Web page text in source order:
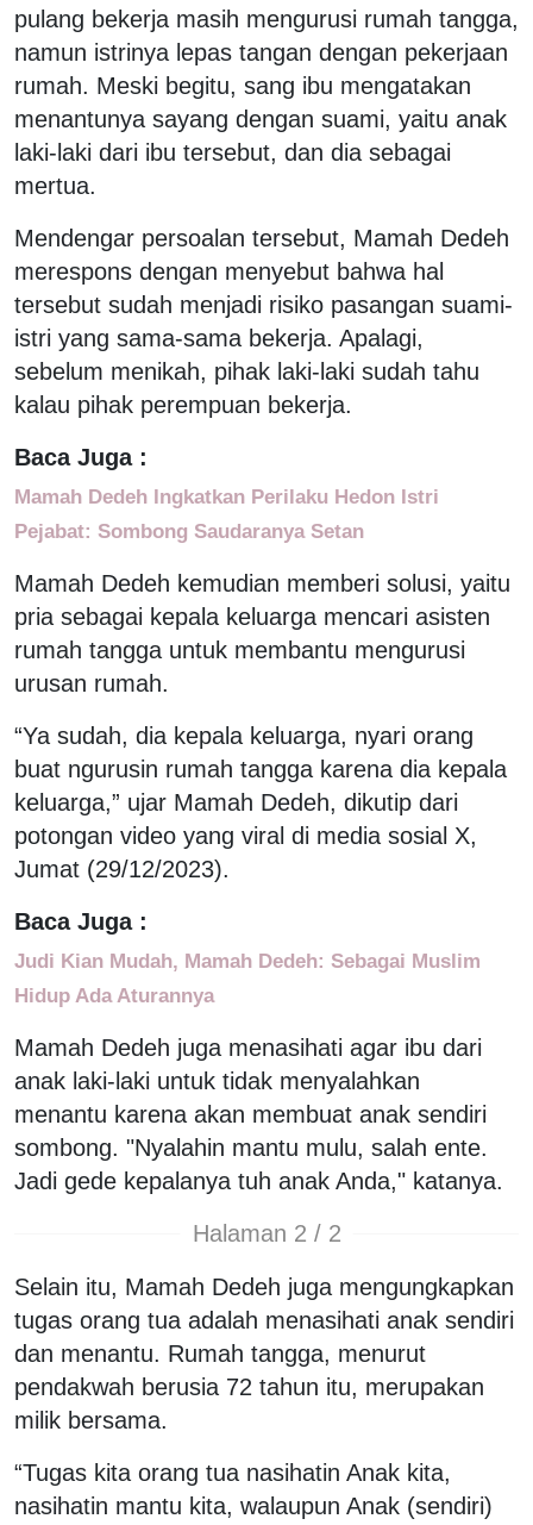
pulang bekerja masih mengurusi rumah tangga,
namun istrinya lepas tangan dengan pekerjaan
rumah. Meski begitu, sang ibu mengatakan
menantunya sayang dengan suami, yaitu anak
laki-laki dari ibu tersebut, dan dia sebagai
mertua.
Mendengar persoalan tersebut, Mamah Dedeh
merespons dengan menyebut bahwa hal
tersebut sudah menjadi risiko pasangan suami-
istri yang sama-sama bekerja. Apalagi,
sebelum menikah, pihak laki-laki sudah tahu
kalau pihak perempuan bekerja.
Baca Juga :
Mamah Dedeh Ingkatkan Perilaku Hedon Istri
Pejabat: Sombong Saudaranya Setan
Mamah Dedeh kemudian memberi solusi, yaitu
pria sebagai kepala keluarga mencari asisten
rumah tangga untuk membantu mengurusi
urusan rumah.
“Ya sudah, dia kepala keluarga, nyari orang
buat ngurusin rumah tangga karena dia kepala
keluarga,” ujar Mamah Dedeh, dikutip dari
potongan video yang viral di media sosial X,
Jumat (29/12/2023).
Baca Juga :
Judi Kian Mudah, Mamah Dedeh: Sebagai Muslim
Hidup Ada Aturannya
Mamah Dedeh juga menasihati agar ibu dari
anak laki-laki untuk tidak menyalahkan
menantu karena akan membuat anak sendiri
sombong. "Nyalahin mantu mulu, salah ente.
Jadi gede kepalanya tuh anak Anda," katanya.
Halaman 2 / 2
Selain itu, Mamah Dedeh juga mengungkapkan
tugas orang tua adalah menasihati anak sendiri
dan menantu. Rumah tangga, menurut
pendakwah berusia 72 tahun itu, merupakan
milik bersama.
“Tugas kita orang tua nasihatin Anak kita,
nasihatin mantu kita, walaupun Anak (sendiri)